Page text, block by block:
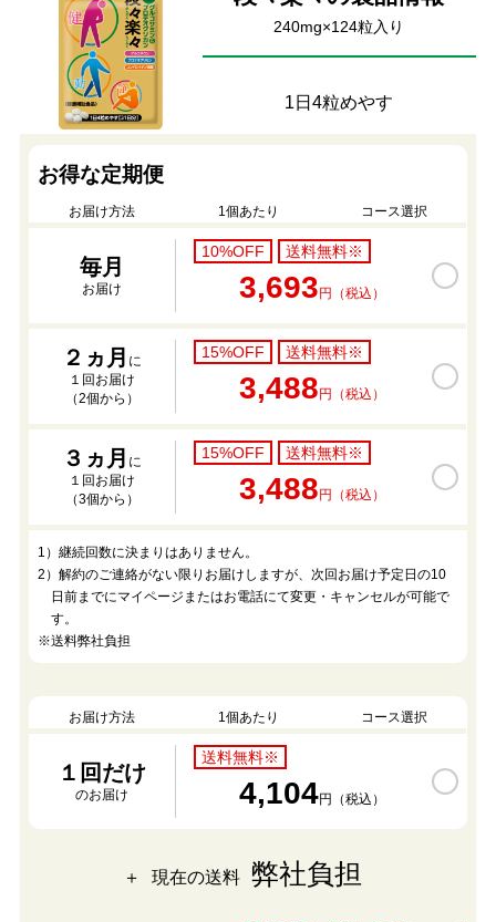
240mg×124粒入り
1日4粒めやす
お得な定期便
お届け方法 1個あたり コース選択
毎月
お届け
10%OFF 送料無料※
3,693 円（税込）
２ヵ月 に
１回お届け
（2個から）
15%OFF 送料無料※
3,488 円（税込）
３ヵ月 に
１回お届け
（3個から）
15%OFF 送料無料※
3,488 円（税込）
1）継続回数に決まりはありません。
2）解約のご連絡がない限りお届けしますが、次回お届け予定日の10
日前までにマイページまたはお電話にて変更・キャンセルが可能で
す。
※送料弊社負担
お届け方法 1個あたり コース選択
１回だけ
のお届け
送料無料※
4,104円（税込）
現在の送料 弊社負担